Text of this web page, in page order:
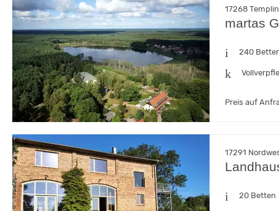
17268
martas
240
Preis auf
17291
20 Betten